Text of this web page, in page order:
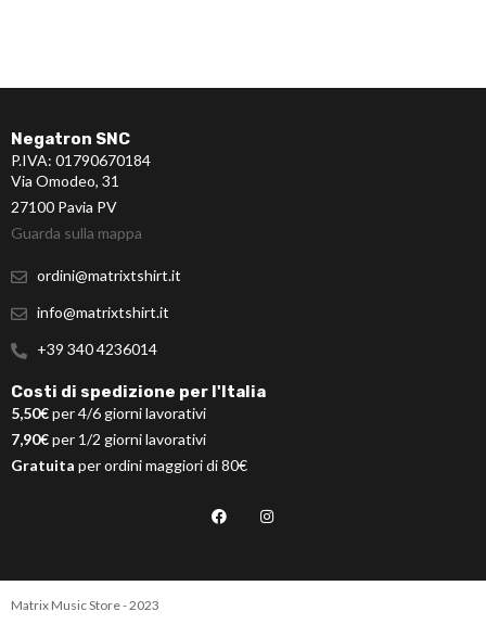
Negatron SNC
P.IVA: 01790670184
Via Omodeo, 31
27100 Pavia PV
Guarda sulla mappa
ordini@matrixtshirt.it
info@matrixtshirt.it
+39 340 4236014
Costi di spedizione per l'Italia
5,50€per 4/6 giorni lavorativi
7,90€per 1/2 giorni lavorativi
Gratuita per ordini maggiori di 80€
Matrix Music Store - 2023